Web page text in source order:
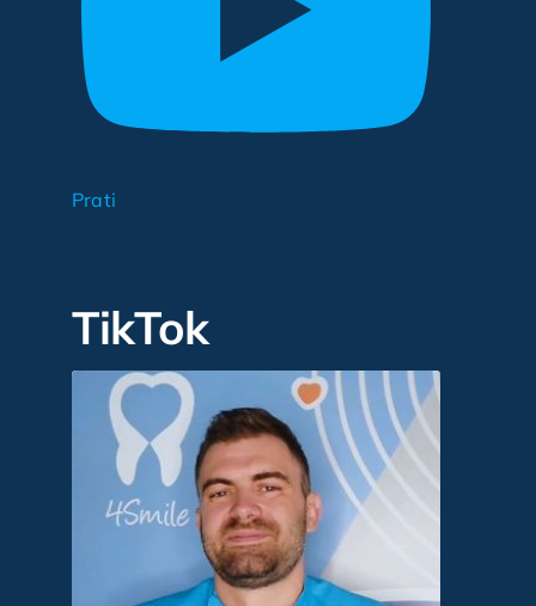
Prati
TikTok